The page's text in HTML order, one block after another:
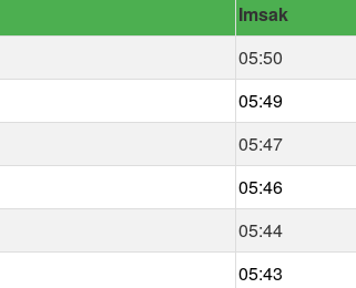
Imsak
05:50
05:49
05:47
05:46
05:44
05:43